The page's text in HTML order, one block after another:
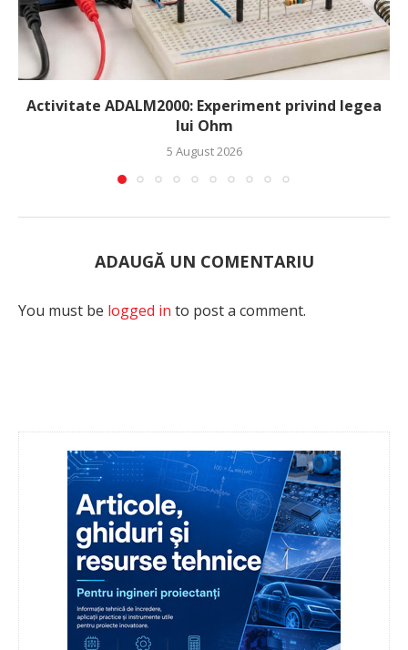
Activitate ADALM2000: Experiment privind legea
lui Ohm
5 August 2026
ADAUGĂ UN COMENTARIU
You must be logged in to post a comment.